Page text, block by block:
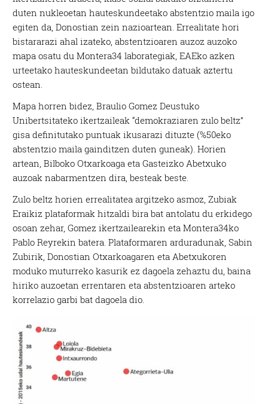
duten nukleoetan hauteskundeetako abstentzio maila igo
egiten da, Donostian zein nazioartean. Errealitate hori
bistararazi ahal izateko, abstentzioaren auzoz auzoko
mapa osatu du Montera34 laborategiak, EAEko azken
urteetako hauteskundeetan bildutako datuak aztertu
ostean.
Mapa horren bidez, Braulio Gomez Deustuko
Unibertsitateko ikertzaileak “demokraziaren zulo beltz”
gisa definitutako puntuak ikusarazi dituzte (%50eko
abstentzio maila gainditzen duten guneak). Horien
artean, Bilboko Otxarkoaga eta Gasteizko Abetxuko
auzoak nabarmentzen dira, besteak beste.
Zulo beltz horien errealitatea argitzeko asmoz, Zubiak
Eraikiz plataformak hitzaldi bira bat antolatu du erkidego
osoan zehar, Gomez ikertzailearekin eta Montera34ko
Pablo Reyrekin batera. Plataformaren arduradunak, Sabin
Zubirik, Donostian Otxarkoagaren eta Abetxukoren
moduko muturreko kasurik ez dagoela zehaztu du, baina
hiriko auzoetan errentaren eta abstentzioaren arteko
korrelazio garbi bat dagoela dio.